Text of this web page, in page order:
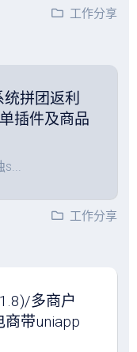
工作分享
拼团返利
插件及商品
s...
工作分享
多商户
商带uniapp